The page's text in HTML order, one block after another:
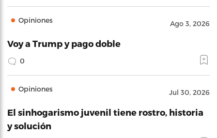
Opiniones Ago 3, 2026
Voy a Trump y pago doble
0
Opiniones Jul 30, 2026
El sinhogarismo juvenil tiene rostro, historia
y solución